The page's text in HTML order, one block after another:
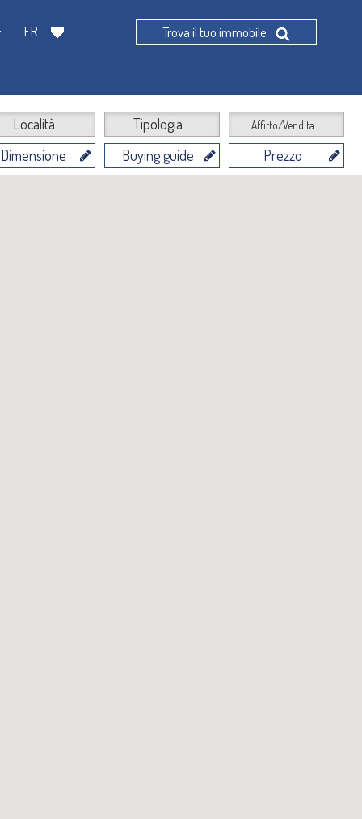
Località Tipologia Affitto/Vendita
Dimensione Buying guide Prezzo
FR Trova il tuo immobile